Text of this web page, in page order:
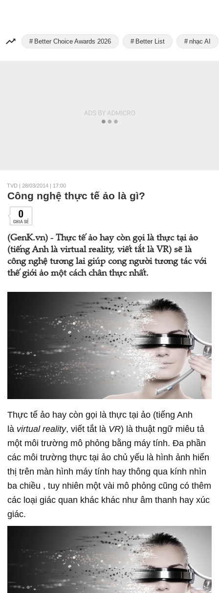
Better Choice Awards 2026 Better List nhạc AI
TVD | 28/03/2014 | 17:00
Công nghệ thực tế ảo là gì?
0
CHIA SẺ
(GenK.vn) - Thực tế ảo hay còn gọi là thực tại ảo
(tiếng Anh là virtual reality, viết tắt là VR) sẽ là
công nghệ tương lai giúp cong người tương tác với
thế giới ảo một cách chân thực nhất.
Thực tế ảo hay còn gọi là thực tại ảo (tiếng Anh
là virtual reality, viết tắt là VR) là thuật ngữ miêu tả
một môi trường mô phỏng bằng máy tính. Đa phần
các môi trường thực tại ảo chủ yếu là hình ảnh hiển
thị trên màn hình máy tính hay thông qua kính nhìn
ba chiều , tuy nhiên một vài mô phỏng cũng có thêm
các loại giác quan khác khác như âm thanh hay xúc
giác.